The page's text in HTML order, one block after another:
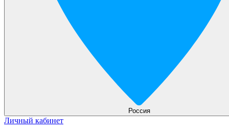
Россия
Личный кабинет